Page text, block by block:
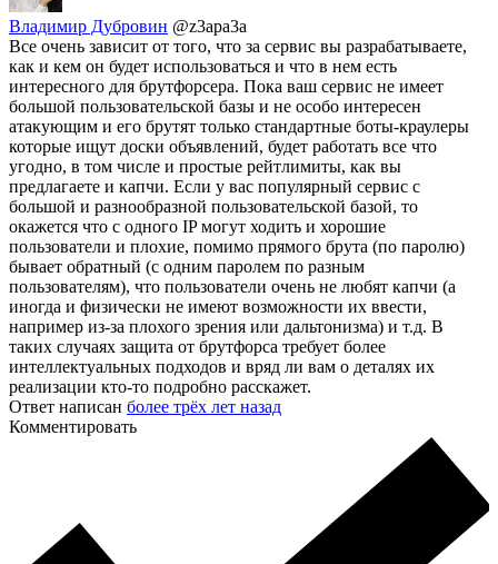
Владимир Дубровин @z3apa3a
Все очень зависит от того, что за сервис вы разрабатываете,
как и кем он будет использоваться и что в нем есть
интересного для брутфорсера. Пока ваш сервис не имеет
большой пользовательской базы и не особо интересен
атакующим и его брутят только стандартные боты-краулеры
которые ищут доски объявлений, будет работать все что
угодно, в том числе и простые рейтлимиты, как вы
предлагаете и капчи. Если у вас популярный сервис с
большой и разнообразной пользовательской базой, то
окажется что с одного IP могут ходить и хорошие
пользователи и плохие, помимо прямого брута (по паролю)
бывает обратный (с одним паролем по разным
пользователям), что пользователи очень не любят капчи (а
иногда и физически не имеют возможности их ввести,
например из-за плохого зрения или дальтонизма) и т.д. В
таких случаях защита от брутфорса требует более
интеллектуальных подходов и вряд ли вам о деталях их
реализации кто-то подробно расскажет.
Ответ написан более трёх лет назад
Комментировать